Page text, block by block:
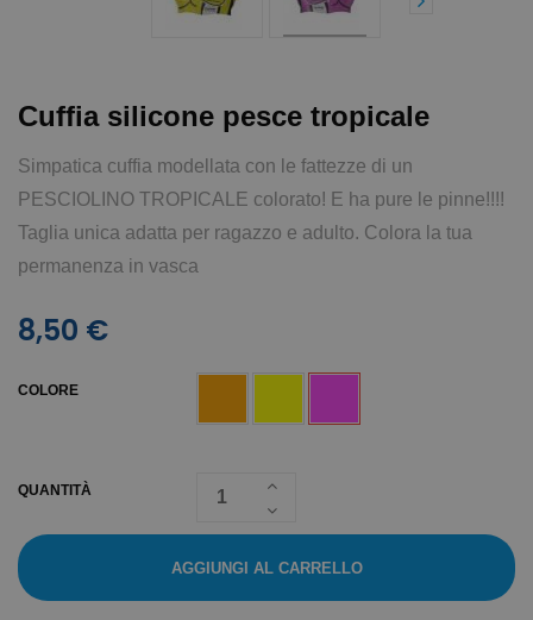
Cuffia silicone pesce tropicale
Simpatica cuffia modellata con le fattezze di un
PESCIOLINO TROPICALE colorato! E ha pure le pinne!!!!
Taglia unica adatta per ragazzo e adulto. Colora la tua
permanenza in vasca
8,50 €
COLORE
QUANTITÀ
AGGIUNGI AL CARRELLO